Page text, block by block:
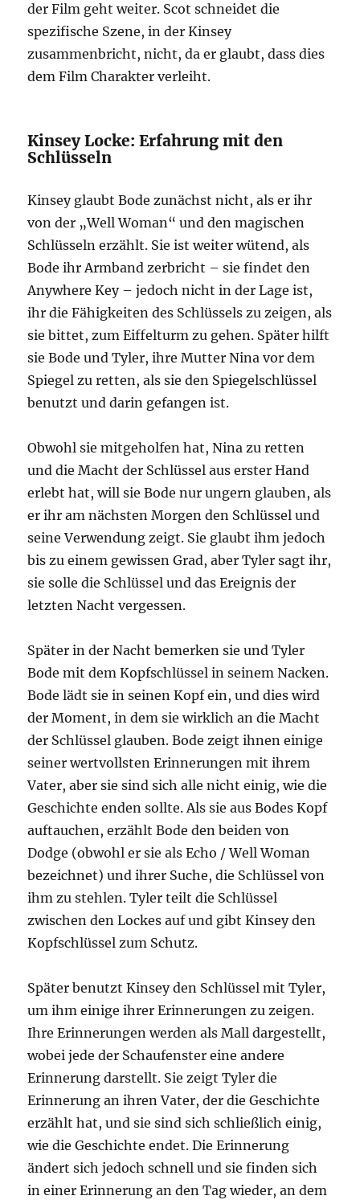
der Film geht weiter. Scot schneidet die
spezifische Szene, in der Kinsey
zusammenbricht, nicht, da er glaubt, dass dies
dem Film Charakter verleiht.
Kinsey Locke: Erfahrung mit den
Schlüsseln
Kinsey glaubt Bode zunächst nicht, als er ihr
von der „Well Woman“ und den magischen
Schlüsseln erzählt. Sie ist weiter wütend, als
Bode ihr Armband zerbricht – sie findet den
Anywhere Key – jedoch nicht in der Lage ist,
ihr die Fähigkeiten des Schlüssels zu zeigen, als
sie bittet, zum Eiffelturm zu gehen. Später hilft
sie Bode und Tyler, ihre Mutter Nina vor dem
Spiegel zu retten, als sie den Spiegelschlüssel
benutzt und darin gefangen ist.
Obwohl sie mitgeholfen hat, Nina zu retten
und die Macht der Schlüssel aus erster Hand
erlebt hat, will sie Bode nur ungern glauben, als
er ihr am nächsten Morgen den Schlüssel und
seine Verwendung zeigt. Sie glaubt ihm jedoch
bis zu einem gewissen Grad, aber Tyler sagt ihr,
sie solle die Schlüssel und das Ereignis der
letzten Nacht vergessen.
Später in der Nacht bemerken sie und Tyler
Bode mit dem Kopfschlüssel in seinem Nacken.
Bode lädt sie in seinen Kopf ein, und dies wird
der Moment, in dem sie wirklich an die Macht
der Schlüssel glauben. Bode zeigt ihnen einige
seiner wertvollsten Erinnerungen mit ihrem
Vater, aber sie sind sich alle nicht einig, wie die
Geschichte enden sollte. Als sie aus Bodes Kopf
auftauchen, erzählt Bode den beiden von
Dodge (obwohl er sie als Echo / Well Woman
bezeichnet) und ihrer Suche, die Schlüssel von
ihm zu stehlen. Tyler teilt die Schlüssel
zwischen den Lockes auf und gibt Kinsey den
Kopfschlüssel zum Schutz.
Später benutzt Kinsey den Schlüssel mit Tyler,
um ihm einige ihrer Erinnerungen zu zeigen.
Ihre Erinnerungen werden als Mall dargestellt,
wobei jede der Schaufenster eine andere
Erinnerung darstellt. Sie zeigt Tyler die
Erinnerung an ihren Vater, der die Geschichte
erzählt hat, und sie sind sich schließlich einig,
wie die Geschichte endet. Die Erinnerung
ändert sich jedoch schnell und sie finden sich
in einer Erinnerung an den Tag wieder, an dem